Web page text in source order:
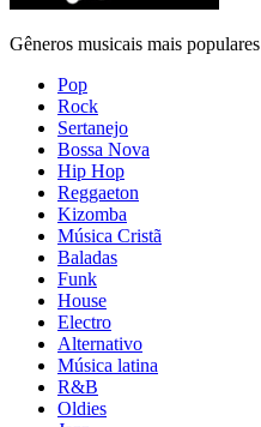
Gêneros musicais mais populares
Pop
Rock
Sertanejo
Bossa Nova
Hip Hop
Reggaeton
Kizomba
Música Cristã
Baladas
Funk
House
Electro
Alternativo
Música latina
R&B
Oldies